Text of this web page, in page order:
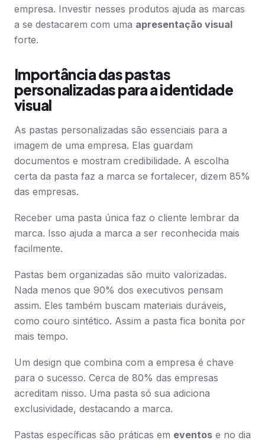
empresa. Investir nesses produtos ajuda as marcas
a se destacarem com uma apresentação visual
forte.
Importância das pastas
personalizadas para a identidade
visual
As pastas personalizadas são essenciais para a
imagem de uma empresa. Elas guardam
documentos e mostram credibilidade. A escolha
certa da pasta faz a marca se fortalecer, dizem 85%
das empresas.
Receber uma pasta única faz o cliente lembrar da
marca. Isso ajuda a marca a ser reconhecida mais
facilmente.
Pastas bem organizadas são muito valorizadas.
Nada menos que 90% dos executivos pensam
assim. Eles também buscam materiais duráveis,
como couro sintético. Assim a pasta fica bonita por
mais tempo.
Um design que combina com a empresa é chave
para o sucesso. Cerca de 80% das empresas
acreditam nisso. Uma pasta só sua adiciona
exclusividade, destacando a marca.
Pastas específicas são práticas em eventos e no dia